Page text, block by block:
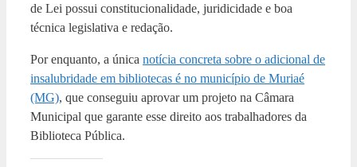
de Lei possui constitucionalidade, juridicidade e boa
técnica legislativa e redação.
Por enquanto, a única notícia concreta sobre o adicional de
insalubridade em bibliotecas é no município de Muriaé
(MG), que conseguiu aprovar um projeto na Câmara
Municipal que garante esse direito aos trabalhadores da
Biblioteca Pública.